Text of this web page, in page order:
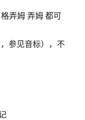
弄姆 弄姆 都可
参见音标），不